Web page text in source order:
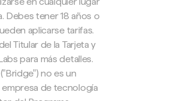
Debes tener 18 años o
aplicarse tarifas.
Titular de la Tarjeta y
para más detalles.
no es un
de tecnología